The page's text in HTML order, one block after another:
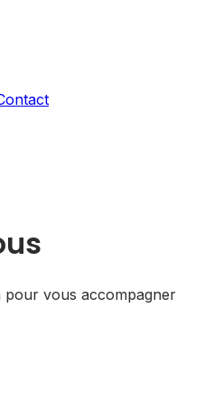
pour vous accompagner